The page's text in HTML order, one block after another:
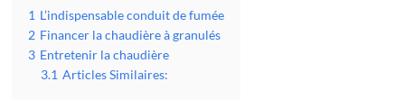
1 L’indispensable conduit de fumée
2 Financer la chaudière à granulés
3 Entretenir la chaudière
3.1 Articles Similaires: